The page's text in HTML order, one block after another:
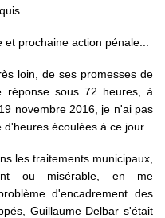
prochaine action pénale...
loin, de ses promesses de
réponse sous 72 heures, à
novembre 2016, je n'ai pas
écoulées à ce jour.
les traitements municipaux,
ou misérable, en me
d'encadrement des
Guillaume Delbar s'était